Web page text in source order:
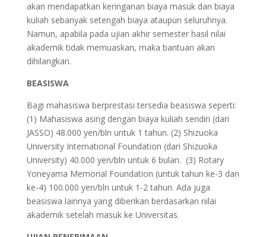
akan mendapatkan keringanan biaya masuk dan biaya
kuliah sebanyak setengah biaya ataupun seluruhnya.
Namun, apabila pada ujian akhir semester hasil nilai
akademik tidak memuaskan, maka bantuan akan
dihilangkan.
BEASISWA
Bagi mahasiswa berprestasi tersedia beasiswa seperti:
(1) Mahasiswa asing dengan biaya kuliah sendiri (dari
JASSO) 48.000 yen/bln untuk 1 tahun. (2) Shizuoka
University International Foundation (dari Shizuoka
University) 40.000 yen/bln untuk 6 bulan. (3) Rotary
Yoneyama Memorial Foundation (untuk tahun ke-3 dan
ke-4) 100.000 yen/bln untuk 1-2 tahun. Ada juga
beasiswa lainnya yang diberikan berdasarkan nilai
akademik setelah masuk ke Universitas.